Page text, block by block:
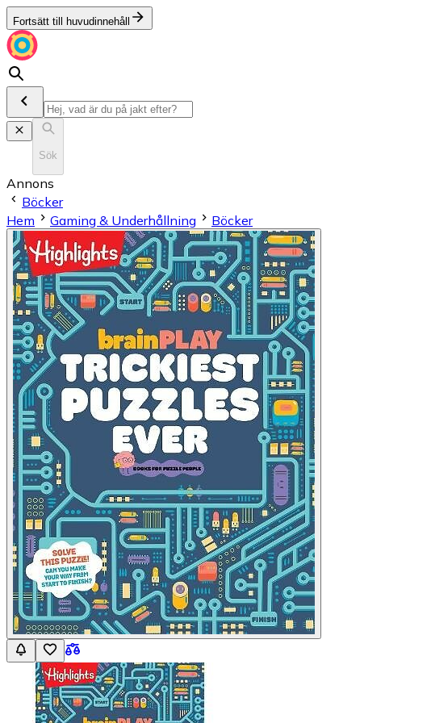
Fortsätt till huvudinnehåll
Sök
Annons
Böcker
Hem
Gaming & Underhållning Böcker